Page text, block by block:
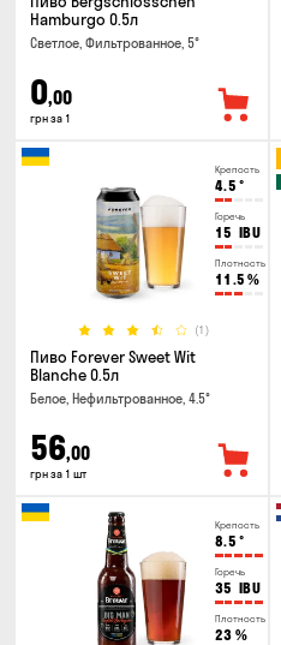
Hamburgo 0.5л
Светлое, Фильтрованное, 5°
0,00
грн за 1
Крепость
4.5 °
Горечь
15 IBU
Плотность
11.5 %
(1)
Пиво Forever Sweet Wit
Blanche 0.5л
Белое, Нефильтрованное, 4.5°
56,00
грн за 1 шт
Крепость
8.5 °
Горечь
35 IBU
Плотность
23 %